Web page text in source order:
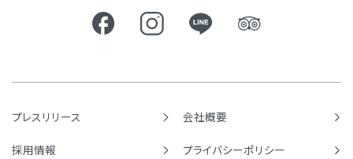
プレスリリース 会社概要
採用情報 プライバシーポリシー